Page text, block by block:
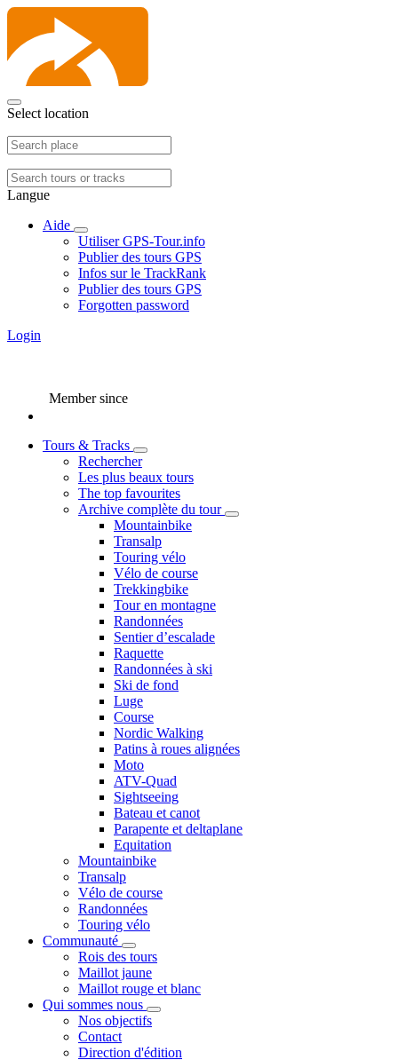
Select location
Langue
Aide
Utiliser GPS-Tour.info
Publier des tours GPS
Infos sur le TrackRank
Publier des tours GPS
Forgotten password
Login
Member since
Tours & Tracks
Rechercher
Les plus beaux tours
The top favourites
Archive complète du tour
Mountainbike
Transalp
Touring vélo
Vélo de course
Trekkingbike
Tour en montagne
Randonnées
Sentier d’escalade
Raquette
Randonnées à ski
Ski de fond
Luge
Course
Nordic Walking
Patins à roues alignées
Moto
ATV-Quad
Sightseeing
Bateau et canot
Parapente et deltaplane
Equitation
Mountainbike
Transalp
Vélo de course
Randonnées
Touring vélo
Communauté
Rois des tours
Maillot jaune
Maillot rouge et blanc
Qui sommes nous
Nos objectifs
Contact
Direction d'édition